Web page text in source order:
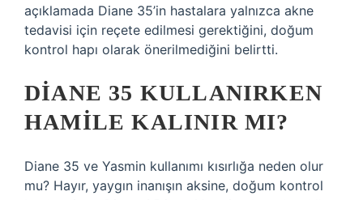
açıklamada Diane 35’in hastalara yalnızca akne
tedavisi için reçete edilmesi gerektiğini, doğum
kontrol hapı olarak önerilmediğini belirtti.
DIANE 35 KULLANIRKEN
HAMILE KALINIR MI?
Diane 35 ve Yasmin kullanımı kısırlığa neden olur
mu? Hayır, yaygın inanışın aksine, doğum kontrol